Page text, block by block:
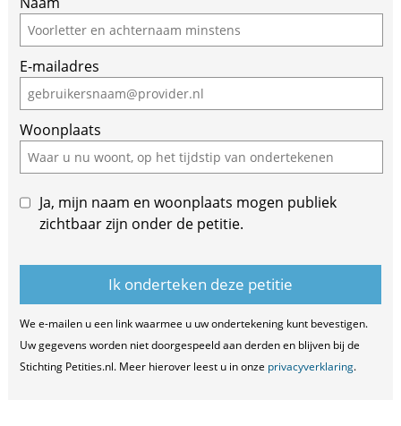
E-mailadres
Woonplaats
Ja, mijn naam en woonplaats mogen publiek
zichtbaar zijn onder de petitie.
We e-mailen u een link waarmee u uw ondertekening kunt bevestigen.
Uw gegevens worden niet doorgespeeld aan derden en blijven bij de
Stichting Petities.nl. Meer hierover leest u in onze privacyverklaring.